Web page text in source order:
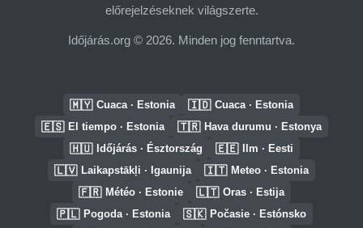
előrejelzéseknek világszerte.
Időjárás.org © 2026. Minden jog fenntartva.
🇲🇾 Cuaca · Estonia 🇮🇩 Cuaca · Estonia
🇪🇸 El tiempo · Estonia 🇹🇷 Hava durumu · Estonya
🇭🇺 Időjárás · Észtország 🇪🇪 Ilm · Eesti
🇱🇻 Laikapstākļi · Igaunija 🇮🇹 Meteo · Estonia
🇫🇷 Météo · Estonie 🇱🇹 Oras · Estija
🇵🇱 Pogoda · Estonia 🇸🇰 Počasie · Estónsko